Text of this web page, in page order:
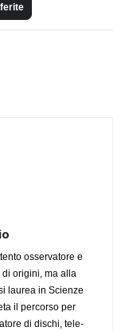
osservatore e
origini, ma alla
laurea in Scienze
il percorso per
di dischi, tele-